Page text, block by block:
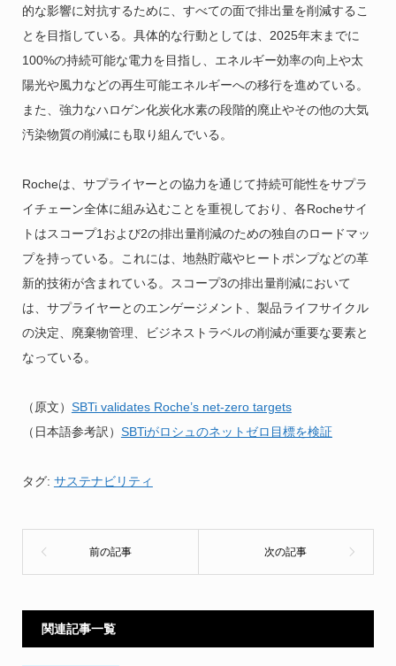
的な影響に対抗するために、すべての面で排出量を削減するこ
とを目指している。具体的な行動としては、2025年末までに
100%の持続可能な電力を目指し、エネルギー効率の向上や太
陽光や風力などの再生可能エネルギーへの移行を進めている。
また、強力なハロゲン化炭化水素の段階的廃止やその他の大気
汚染物質の削減にも取り組んでいる。
Rocheは、サプライヤーとの協力を通じて持続可能性をサプラ
イチェーン全体に組み込むことを重視しており、各Rocheサイ
トはスコープ1および2の排出量削減のための独自のロードマッ
プを持っている。これには、地熱貯蔵やヒートポンプなどの革
新的技術が含まれている。スコープ3の排出量削減において
は、サプライヤーとのエンゲージメント、製品ライフサイクル
の決定、廃棄物管理、ビジネストラベルの削減が重要な要素と
なっている。
（原文） SBTi validates Roche’s net-zero targets
（日本語参考訳） SBTiがロシュのネットゼロ目標を検証
タグ: サステナビリティ
関連記事一覧